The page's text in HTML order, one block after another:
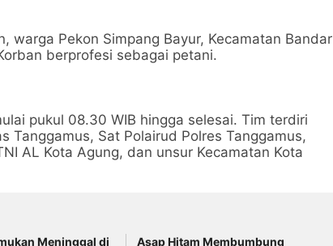
warga Pekon Simpang Bayur, Kecamatan Bandar
berprofesi sebagai petani.
pukul 08.30 WIB hingga selesai. Tim terdiri
Tanggamus, Sat Polairud Polres Tanggamus,
AL Kota Agung, dan unsur Kecamatan Kota
Meninggal di
Asap Hitam Membumbung